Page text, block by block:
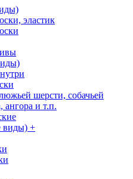
эластик
шерсти, собачьей
ангора и т.п.
виды) +